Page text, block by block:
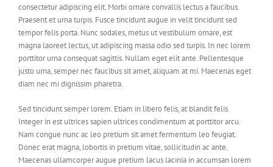
consectetur adipiscing elit. Morbi ornare convallis lectus a faucibus.
Praesent et urna turpis. Fusce tincidunt augue in velit tincidunt sed
tempor felis porta. Nunc sodales, metus ut vestibulum ornare, est
magna laoreet lectus, ut adipiscing massa odio sed turpis. In nec lorem
porttitor urna consequat sagittis. Nullam eget elit ante. Pellentesque
justo urna, semper nec faucibus sit amet, aliquam at mi. Maecenas eget
diam nec mi dignissim pharetra.
Sed tincidunt semper lorem. Etiam in libero felis, at blandit felis.
Integer in est ultrices sapien ultrices condimentum at porttitor arcu.
Nam congue nunc ac leo pretium sit amet fermentum leo feugiat.
Donec erat magna, lobortis in pretium vitae, sollicitudin ac ante.
Maecenas ullamcorper augue pretium lacus lacinia in accumsan lorem